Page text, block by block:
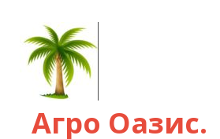
Агро Оазис.